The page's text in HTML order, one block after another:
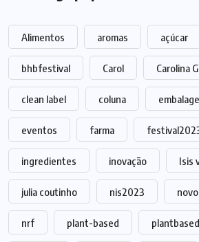
Alimentos aromas açúcar
bhbfestival Carol Carolina
clean label coluna
eventos farma
ingredientes inovação Isis
julia coutinho nis2023
nrf plant-based plantbased